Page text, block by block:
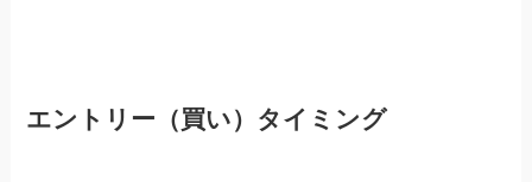
エントリー（買い）タイミング